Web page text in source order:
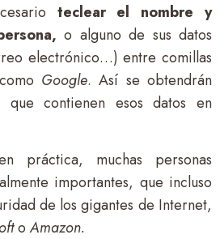
teclear el nombre y
o alguno de sus datos
electrónico…) entre comillas
Google. Así se obtendrán
que contienen esos datos en
práctica, muchas personas
importantes, que incluso
de los gigantes de Internet,
oAmazon.